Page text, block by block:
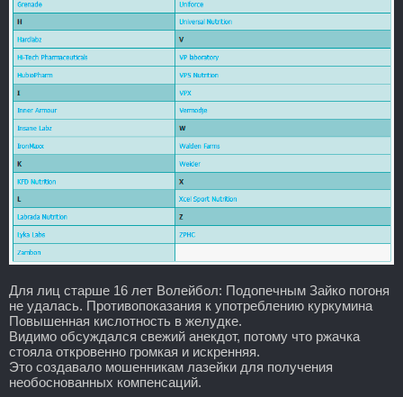
Для лиц старше 16 лет Волейбол: Подопечным Зайко погоня
не удалась. Противопоказания к употреблению куркумина
Повышенная кислотность в желудке.
Видимо обсуждался свежий анекдот, потому что ржачка
стояла откровенно громкая и искренняя.
Это создавало мошенникам лазейки для получения
необоснованных компенсаций.